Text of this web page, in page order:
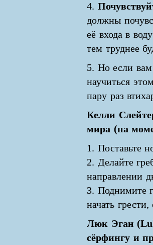
4.
должны
её входа в
тем труднее
5. Но если
научиться
пару раз
Келли
мира (на
1. Поставьте
2. Делайте
направлении
3. Поднимите
начать
Люк Эган
сёрфингу и